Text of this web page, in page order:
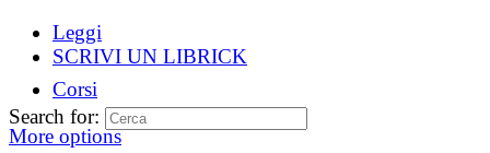
Leggi
SCRIVI UN LIBRICK
Corsi
More options
Search for: